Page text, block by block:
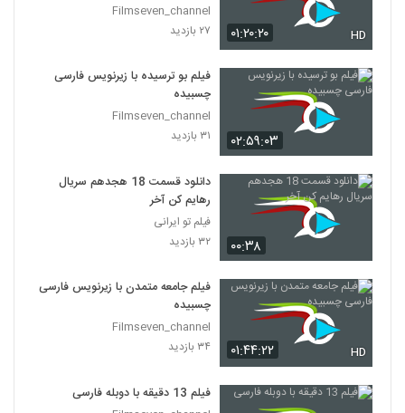
۰۱:۲۰:۲۰ HD
Filmseven_channel
۲۷ بازدید
۰۲:۵۹:۰۳
فیلم بو ترسیده با زیرنویس فارسی
چسبیده
Filmseven_channel
۳۱ بازدید
۰۰:۳۸
دانلود قسمت 18 هجدهم سریال
رهایم کن آخر
فیلم تو ایرانی
۳۲ بازدید
۰۱:۴۴:۲۲ HD
فیلم جامعه متمدن با زیرنویس فارسی
چسبیده
Filmseven_channel
۳۴ بازدید
فیلم 13 دقیقه با دوبله فارسی